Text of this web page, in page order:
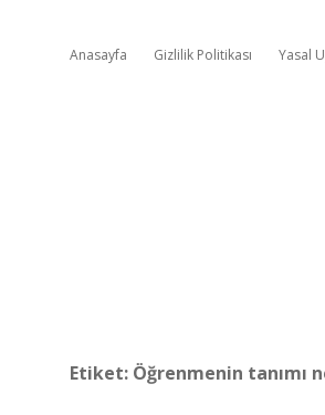
Anasayfa Gizlilik Politikası Yasal
Etiket: Öğrenmenin tanımı